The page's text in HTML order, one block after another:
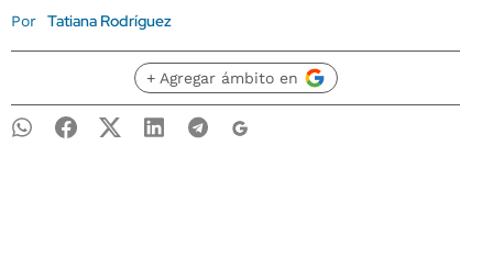
Por Tatiana Rodríguez
+ Agregar ámbito en